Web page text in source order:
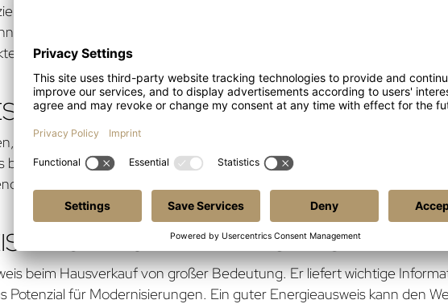
den Verbrauch von Ressourcen und senkt die
Käufer aktiv zur Bekämpfung des Klimawandels beitragen und
ist in der heutigen Gesellschaft weit verbreitet und beeinflusst die
ENERGIEAUSWEISES
dass der Energieausweis gesetzlich vorgeschrieben ist. In vielen
beim Hausverkauf vorlegen. Die Nichteinhaltung dieser Vorschrift
Energieausweis das Vertrauen der potenziellen Käufer
– EIGENTÜMER – INVESTITION IN DIE
beim Hausverkauf von großer Bedeutung. Er liefert wichtige
Potenzial für Modernisierungen. Ein guter Energieausweis kann den